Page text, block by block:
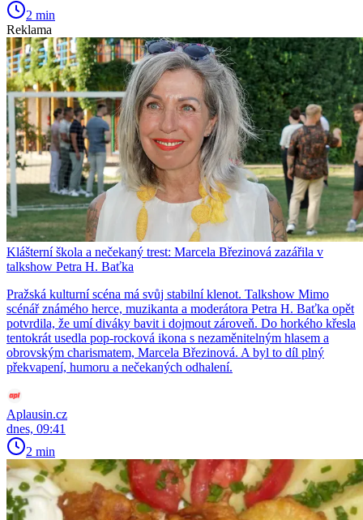
2 min
Reklama
Klášterní škola a nečekaný trest: Marcela Březinová zazářila v
talkshow Petra H. Baťka
Pražská kulturní scéna má svůj stabilní klenot. Talkshow Mimo
scénář známého herce, muzikanta a moderátora Petra H. Baťka opět
potvrdila, že umí diváky bavit i dojmout zároveň. Do horkého křesla
tentokrát usedla pop-rocková ikona s nezaměnitelným hlasem a
obrovským charismatem, Marcela Březinová. A byl to díl plný
překvapení, humoru a nečekaných odhalení.
Aplausin.cz
dnes, 09:41
2 min